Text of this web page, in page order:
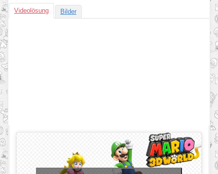
Videolösung Bilder